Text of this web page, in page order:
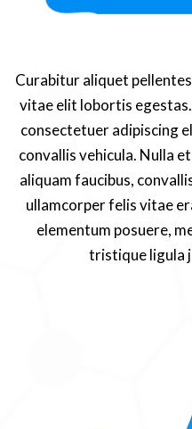
Curabitur aliquet
vitae elit lobortis
consectetuer adipiscing
convallis vehicula. Nulla
aliquam faucibus,
ullamcorper felis vitae
elementum posuere,
tristique ligula